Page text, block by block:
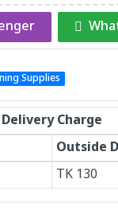
Supplies
Delivery Charge
Outside
TK 130